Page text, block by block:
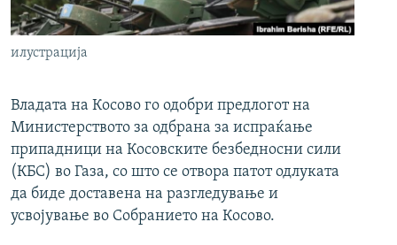
илустрација
Владата на Косово го одобри предлогот на
Министерството за одбрана за испраќање
припадници на Косовските безбедносни сили
(КБС) во Газа, со што се отвора патот одлуката
да биде доставена на разгледување и
усвојување во Собранието на Косово.